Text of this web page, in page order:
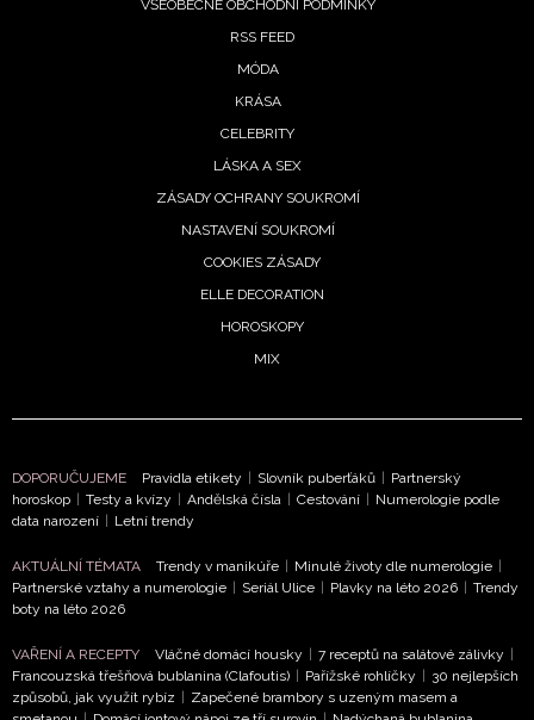
VŠEOBECNÉ OBCHODNÍ PODMÍNKY
RSS FEED
MÓDA
KRÁSA
CELEBRITY
LÁSKA A SEX
ZÁSADY OCHRANY SOUKROMÍ
NASTAVENÍ SOUKROMÍ
COOKIES ZÁSADY
ELLE DECORATION
HOROSKOPY
MIX
DOPORUČUJEME Pravidla etikety | Slovník puberťáků | Partnerský
horoskop | Testy a kvízy | Andělská čísla | Cestování | Numerologie podle
data narození | Letní trendy
AKTUÁLNÍ TÉMATA Trendy v manikúře | Minulé životy dle numerologie |
Partnerské vztahy a numerologie | Seriál Ulice | Plavky na léto 2026 | Trendy
boty na léto 2026
VAŘENÍ A RECEPTY Vláčné domácí housky | 7 receptů na salátové zálivky |
Francouzská třešňová bublanina (Clafoutis) | Pařížské rohlíčky | 30 nejlepších
způsobů, jak využít rybíz | Zapečené brambory s uzeným masem a